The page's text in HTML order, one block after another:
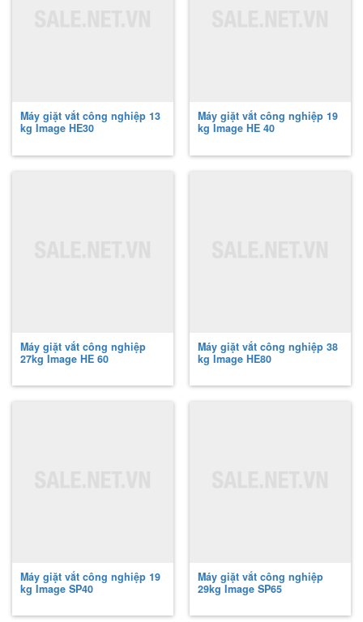
Máy giặt vắt công nghiệp 13
kg Image HE30
Máy giặt vắt công nghiệp 19
kg Image HE 40
Máy giặt vắt công nghiệp
27kg Image HE 60
Máy giặt vắt công nghiệp 38
kg Image HE80
Máy giặt vắt công nghiệp 19
kg Image SP40
Máy giặt vắt công nghiệp
29kg Image SP65